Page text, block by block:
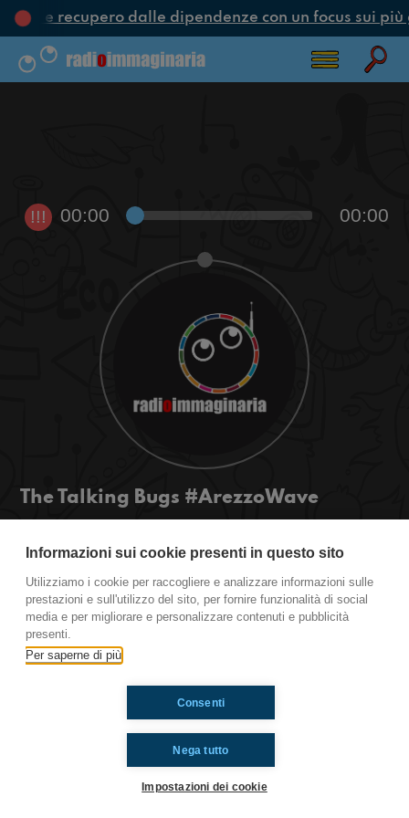
e recupero dalle dipendenze con un focus sui più
!!! 00:00 00:00
The Talking Bugs #ArezzoWave
Festival! Primo collegamento con il nuovo
Un fantastico gruppo ai nostri microfoni!
Ti è piaciuto? Condividilo!
Informazioni sui cookie presenti in questo sito
Utilizziamo i cookie per raccogliere e analizzare informazioni sulle
prestazioni e sull'utilizzo del sito, per fornire funzionalità di social
media e per migliorare e personalizzare contenuti e pubblicità
presenti.
Per saperne di più
Nega tutto
Consenti
Impostazioni dei cookie